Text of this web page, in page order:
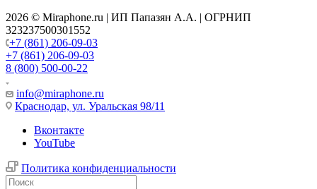
2026 © Miraphone.ru | ИП Папазян А.А. | ОГРНИП
323237500301552
+7 (861) 206-09-03
+7 (861) 206-09-03
8 (800) 500-00-22
info@miraphone.ru
Краснодар, ул. Уральская 98/11
Вконтакте
YouTube
Политика конфиденциальности